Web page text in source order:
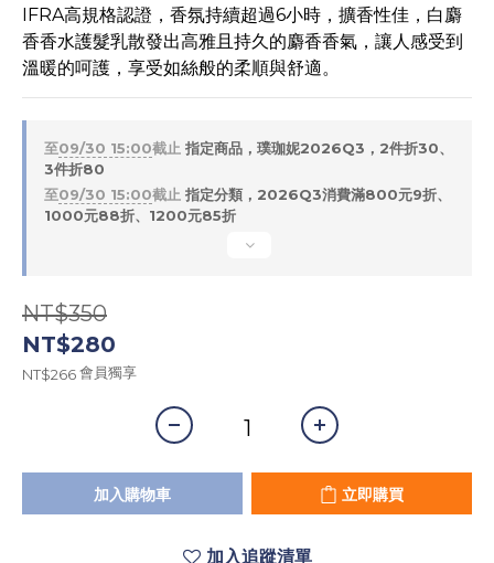
IFRA高規格認證，香氛持續超過6小時，擴香性佳，白麝
香香水護髮乳散發出高雅且持久的麝香香氣，讓人感受到
溫暖的呵護，享受如絲般的柔順與舒適。
至09/30 15:00截止 指定商品，璞珈妮2026Q3，2件折30、
3件折80
至09/30 15:00截止 指定分類，2026Q3消費滿800元9折、
1000元88折、1200元85折
NT$350
NT$280
NT$266會員獨享
加入購物車 立即購買
加入追蹤清單